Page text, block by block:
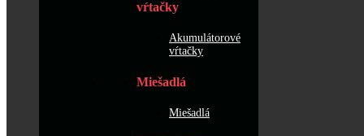
vŕtačky
Akumulátorové
vŕtačky
Miešadlá
Miešadlá